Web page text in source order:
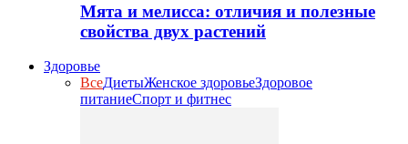
Мята и мелисса: отличия и полезные
свойства двух растений
Здоровье
ВсеДиетыЖенское здоровьеЗдоровое
питаниеСпорт и фитнес